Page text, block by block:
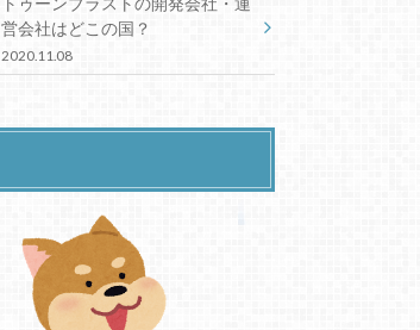
営会社はどこの国？
2020.11.08